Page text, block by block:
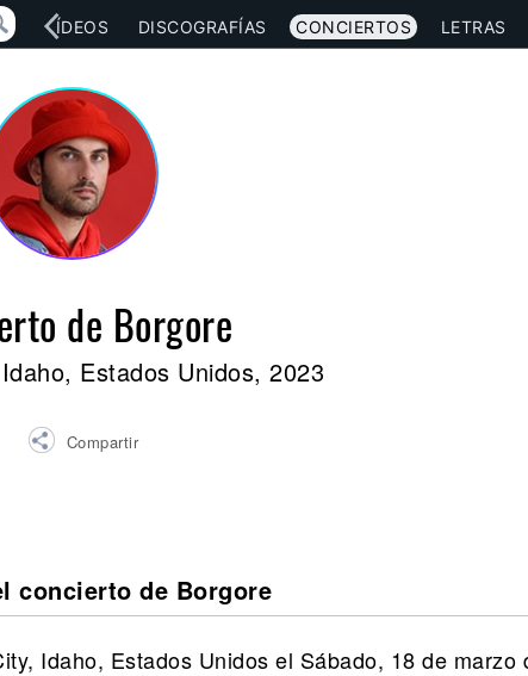
VÍDEOS DISCOGRAFÍAS CONCIERTOS LETRAS
de Borgore
Estados Unidos, 2023
Compartir
concierto de Borgore
Idaho, Estados Unidos el Sábado, 18 de marzo